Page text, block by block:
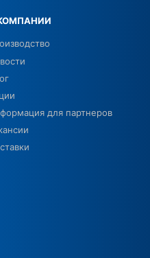
для партнеров